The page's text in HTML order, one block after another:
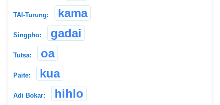
TAI-Turung: kama
Singpho: gadai
Tutsa: oa
Paite: kua
Adi Bokar: hihlo